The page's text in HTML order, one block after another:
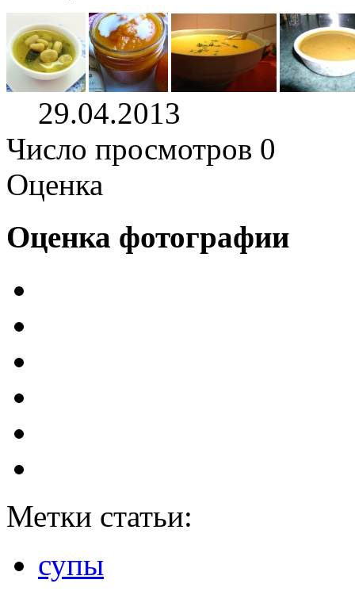
29.04.2013
Число просмотров 0
Оценка
Оценка фотографии
Метки статьи:
супы